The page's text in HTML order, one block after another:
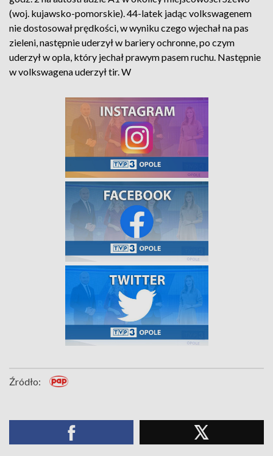
(woj. kujawsko-pomorskie). 44-latek jadąc volkswagenem
nie dostosował prędkości, w wyniku czego wjechał na pas
zieleni, następnie uderzył w bariery ochronne, po czym
uderzył w opla, który jechał prawym pasem ruchu. Następnie
w volkswagena uderzył tir. W
Źródło: